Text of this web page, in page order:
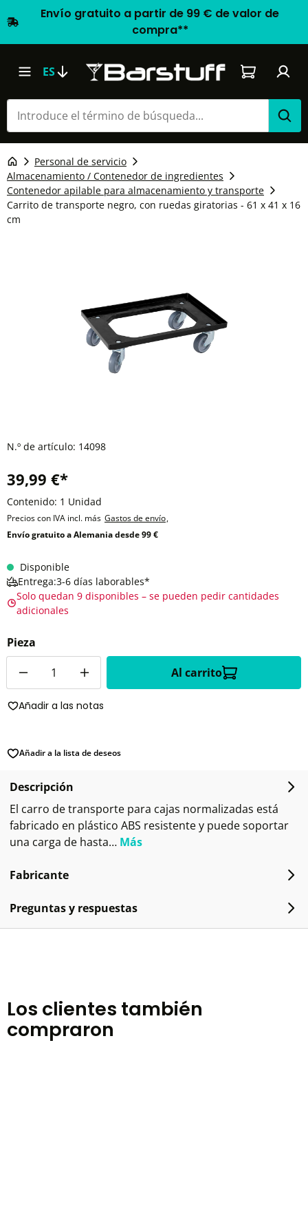
Envío gratuito a partir de 99 € de valor de
compra**
ES El carrito
Personal de servicio
Almacenamiento / Contenedor de ingredientes
Contenedor apilable para almacenamiento y transporte
Carrito de transporte negro, con ruedas giratorias - 61 x 41 x 16
cm
N.º de artículo: 14098
39,99 €*
Contenido: 1 Unidad
Precios con IVA incl. más Gastos de envío,
Envío gratuito a Alemania desde 99 €
Disponible
Entrega:3-6 días laborables*
Solo quedan 9 disponibles – se pueden pedir cantidades
adicionales
Pieza
Al carrito
Añadir a las notas
Añadir a la lista de deseos
Descripción
El carro de transporte para cajas normalizadas está
fabricado en plástico ABS resistente y puede soportar
una carga de hasta… Más
Fabricante
Preguntas y respuestas
Los clientes también
compraron